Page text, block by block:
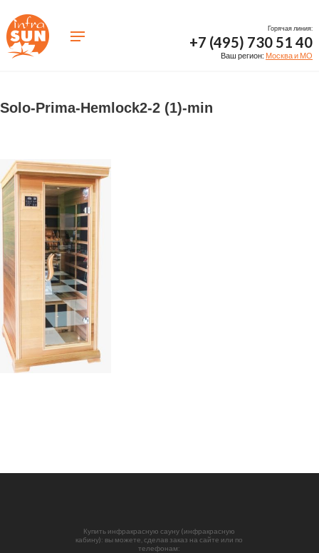
Горячая линия:
+7 (495) 730 51 40
Ваш регион: Москва и МО
Solo-Prima-Hemlock2-2 (1)-min
Купить инфракрасную сауну (инфракрасную
кабину): вы можете, сделав заказ на сайте или по
телефонам: